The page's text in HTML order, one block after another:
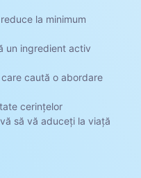
la minimum
un ingredient activ
caută o abordare
cerințelor
să vă aduceți la viață